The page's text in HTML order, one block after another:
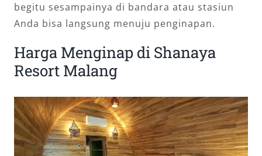
begitu sesampainya di bandara atau stasiun
Anda bisa langsung menuju penginapan.
Harga Menginap di Shanaya
Resort Malang